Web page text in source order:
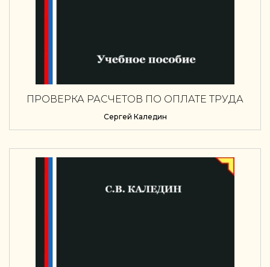
ПРОВЕРКА РАСЧЕТОВ ПО ОПЛАТЕ ТРУДА
Сергей Каледин